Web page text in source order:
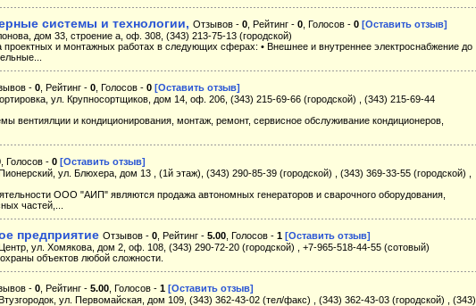
системы и технологии, Отзывов - 0 , Рейтинг - 0 , Голосов - 0 [Оставить отзыв]
дом 33, строение а, оф. 308, (343) 213-75-13 (городской)
проектных и монтажных работах в следующих сферах: • Внешнее и внутреннее электроснабжение до
- 0 , Рейтинг - 0 , Голосов - 0 [Оставить отзыв]
ул. Крупносортщиков, дом 14, оф. 206, (343) 215-69-66 (городской) , (343) 215-69-44
вентиялции и кондиционирования, монтаж, ремонт, сервисное обслуживание кондиционеров,
, Голосов - 0 [Оставить отзыв]
ул. Блюхера, дом 13 , (1й этаж), (343) 290-85-39 (городской) , (343) 369-33-55 (городской) ,
ООО "АИП" являются продажа автономных генераторов и сварочного оборудования,
частей,...
предприятие Отзывов - 0 , Рейтинг - 5.00 , Голосов - 1 [Оставить отзыв]
Центр, ул. Хомякова, дом 2, оф. 108, (343) 290-72-20 (городской) , +7-965-518-44-55 (сотовый)
объектов любой сложности.
- 0 , Рейтинг - 5.00 , Голосов - 1 [Оставить отзыв]
ул. Первомайская, дом 109, (343) 362-43-02 (тел/факс) , (343) 362-43-03 (городской) , (343)